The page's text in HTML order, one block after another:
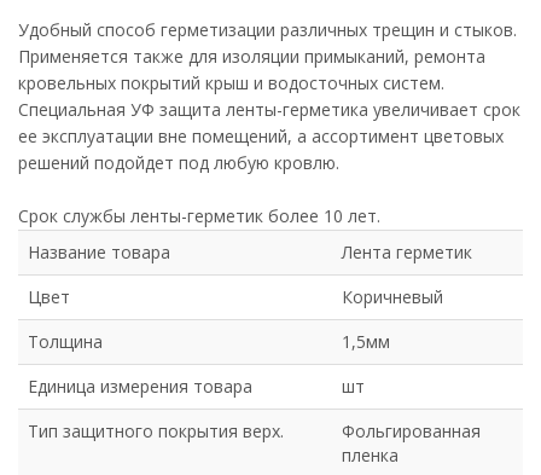
Удобный способ герметизации различных трещин и стыков.
Применяется также для изоляции примыканий, ремонта
кровельных покрытий крыш и водосточных систем.
Специальная УФ защита ленты-герметика увеличивает срок
ее эксплуатации вне помещений, а ассортимент цветовых
решений подойдет под любую кровлю.
Срок службы ленты-герметик более 10 лет.
Название товара
Лента герметик
Цвет
Коричневый
Толщина
1,5мм
Единица измерения товара
шт
Тип защитного покрытия верх.
Фольгированная
пленка